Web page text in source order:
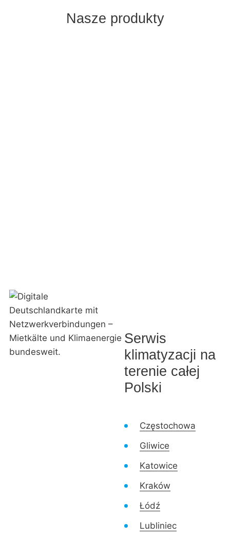
Nasze produkty
Serwis
klimatyzacji na
terenie całej
Polski
Częstochowa
Gliwice
Katowice
Kraków
Łódź
Lubliniec